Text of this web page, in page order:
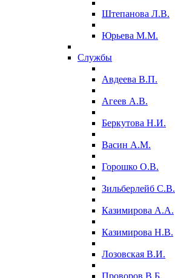
Штепанова Л.В.
Юрьева М.М.
Службы
Авдеева В.П.
Агеев А.В.
Беркутова Н.И.
Васин А.М.
Горошко О.В.
Зильберлейб С.В.
Казимирова А.А.
Казимирова Н.В.
Лозовская В.И.
Проворов В.Б.